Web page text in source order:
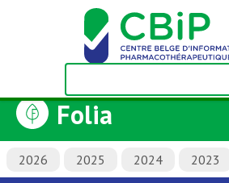
Folia
2026 2025 2024 2023